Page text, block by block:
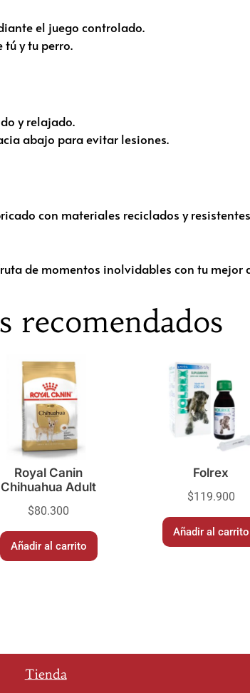
el juego controlado.
y tu perro.
y relajado.
abajo para evitar lesiones.
con materiales reciclados y
de momentos inolvidables con tu mejor
recomendados
Royal Canin
Chihuahua Adult
$80.300
Añadir al carrito
Folrex
$119.900
Añadir al carrito
Tienda